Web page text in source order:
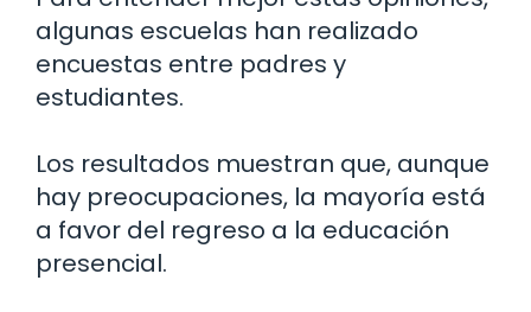
algunas escuelas han realizado
encuestas entre padres y
estudiantes.
Los resultados muestran que, aunque
hay preocupaciones, la mayoría está
a favor del regreso a la educación
presencial.